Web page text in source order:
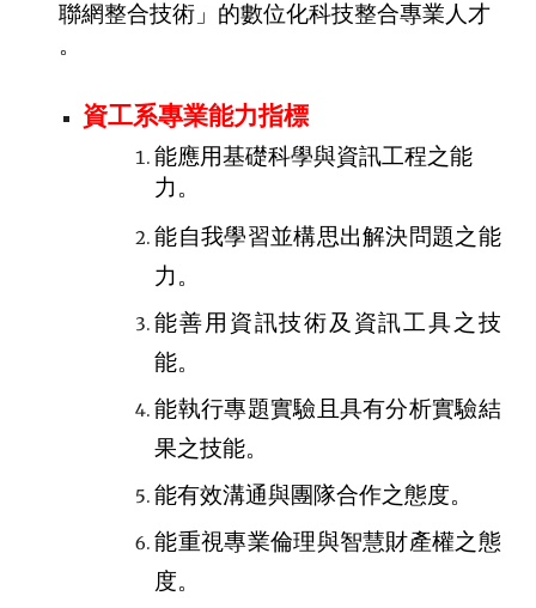
聯網整合技術」的數位化科技整合專業人才
。
資工系專業能力指標
能應用基礎科學與資訊工程之能
力。
能自我學習並構思出解決問題之能
力。
能善用資訊技術及資訊工具之技
能。
能執行專題實驗且具有分析實驗結
果之技能。
能有效溝通與團隊合作之態度。
能重視專業倫理與智慧財產權之態
度。